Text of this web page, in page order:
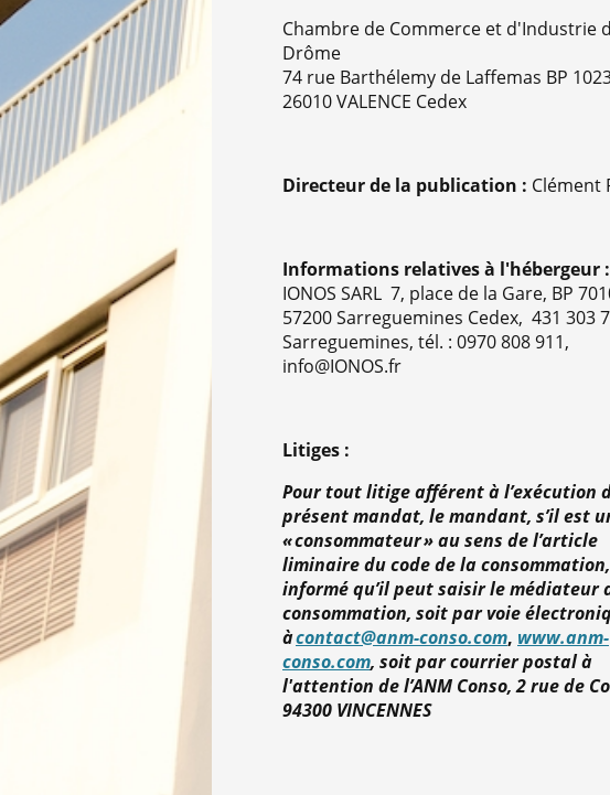
Chambre de Commerce et d'Industrie
Drôme
74 rue Barthélemy de Laffemas BP
26010 VALENCE Cedex
Directeur de la publication : Clément
Informations relatives à l'hébergeur :
IONOS SARL 7, place de la Gare, BP
57200 Sarreguemines Cedex, 431 303
Sarreguemines, tél. : 0970 808 911,
info@IONOS.fr
Litiges :
Pour tout litige afférent à l’exécution
présent mandat, le mandant, s’il est
« consommateur » au sens de l’article
liminaire du code de la
informé qu’il peut saisir le médiateur
consommation, soit par voie
àcontact@anm-conso.com, www.anm-
conso.com, soit par courrier postal à
l'attention de l’ANM Conso, 2 rue de
94300 VINCENNES